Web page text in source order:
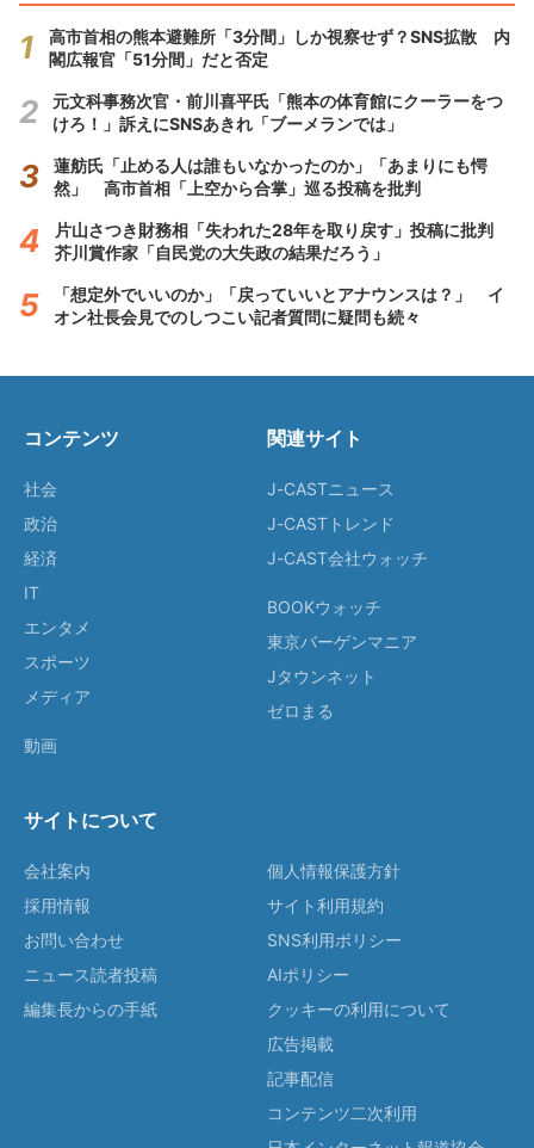
高市首相の熊本避難所「3分間」しか視察せず？SNS拡散 内
閣広報官「51分間」だと否定
元文科事務次官・前川喜平氏「熊本の体育館にクーラーをつ
けろ！」訴えにSNSあきれ「ブーメランでは」
蓮舫氏「止める人は誰もいなかったのか」「あまりにも愕
然」 高市首相「上空から合掌」巡る投稿を批判
片山さつき財務相「失われた28年を取り戻す」投稿に批判
芥川賞作家「自民党の大失政の結果だろう」
「想定外でいいのか」「戻っていいとアナウンスは？」 イ
オン社長会見でのしつこい記者質問に疑問も続々
コンテンツ
社会
政治
経済
IT
エンタメ
スポーツ
メディア
動画
関連サイト
J-CASTニュース
J-CASTトレンド
J-CAST会社ウォッチ
BOOKウォッチ
東京バーゲンマニア
Jタウンネット
ゼロまる
サイトについて
会社案内
採用情報
お問い合わせ
ニュース読者投稿
編集長からの手紙
個人情報保護方針
サイト利用規約
SNS利用ポリシー
AIポリシー
クッキーの利用について
広告掲載
記事配信
コンテンツ二次利用